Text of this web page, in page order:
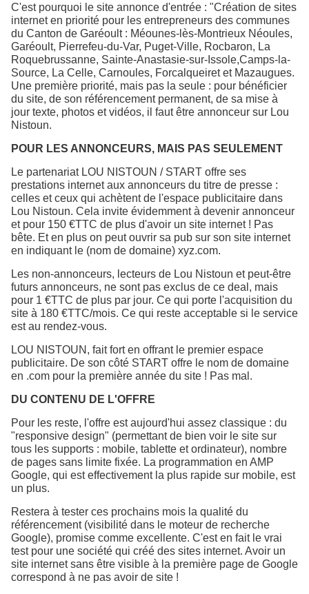
C'est pourquoi le site annonce d'entrée : "Création de sites
internet en priorité pour les entrepreneurs des communes
du Canton de Garéoult : Méounes-lès-Montrieux Néoules,
Garéoult, Pierrefeu-du-Var, Puget-Ville, Rocbaron, La
Roquebrussanne, Sainte-Anastasie-sur-Issole,Camps-la-
Source, La Celle, Carnoules, Forcalqueiret et Mazaugues.
Une première priorité, mais pas la seule : pour bénéficier
du site, de son référencement permanent, de sa mise à
jour texte, photos et vidéos, il faut être annonceur sur Lou
Nistoun.
POUR LES ANNONCEURS, MAIS PAS SEULEMENT
Le partenariat LOU NISTOUN / START offre ses
prestations internet aux annonceurs du titre de presse :
celles et ceux qui achètent de l'espace publicitaire dans
Lou Nistoun. Cela invite évidemment à devenir annonceur
et pour 150 €TTC de plus d'avoir un site internet ! Pas
bête. Et en plus on peut ouvrir sa pub sur son site internet
en indiquant le (nom de domaine) xyz.com.
Les non-annonceurs, lecteurs de Lou Nistoun et peut-être
futurs annonceurs, ne sont pas exclus de ce deal, mais
pour 1 €TTC de plus par jour. Ce qui porte l'acquisition du
site à 180 €TTC/mois. Ce qui reste acceptable si le service
est au rendez-vous.
LOU NISTOUN, fait fort en offrant le premier espace
publicitaire. De son côté START offre le nom de domaine
en .com pour la première année du site ! Pas mal.
DU CONTENU DE L'OFFRE
Pour les reste, l'offre est aujourd'hui assez classique : du
"responsive design" (permettant de bien voir le site sur
tous les supports : mobile, tablette et ordinateur), nombre
de pages sans limite fixée. La programmation en AMP
Google, qui est effectivement la plus rapide sur mobile, est
un plus.
Restera à tester ces prochains mois la qualité du
référencement (visibilité dans le moteur de recherche
Google), promise comme excellente. C'est en fait le vrai
test pour une société qui créé des sites internet. Avoir un
site internet sans être visible à la première page de Google
correspond à ne pas avoir de site !